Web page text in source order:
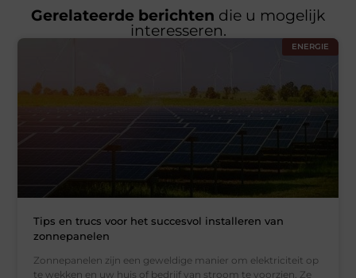
Gerelateerde berichten die u mogelijk
interesseren.
ENERGIE
Tips en trucs voor het succesvol installeren van
zonnepanelen
Zonnepanelen zijn een geweldige manier om elektriciteit op
te wekken en uw huis of bedrijf van stroom te voorzien. Ze